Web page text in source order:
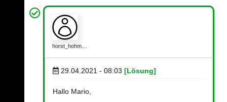
horst_hohm…
29.04.2021 - 08:03 [Lösung]
Hallo Mario,